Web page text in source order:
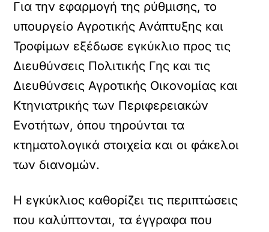
Για την εφαρμογή της ρύθμισης, το
υπουργείο Αγροτικής Ανάπτυξης και
Τροφίμων εξέδωσε εγκύκλιο προς τις
Διευθύνσεις Πολιτικής Γης και τις
Διευθύνσεις Αγροτικής Οικονομίας και
Κτηνιατρικής των Περιφερειακών
Ενοτήτων, όπου τηρούνται τα
κτηματολογικά στοιχεία και οι φάκελοι
των διανομών.
Η εγκύκλιος καθορίζει τις περιπτώσεις
που καλύπτονται, τα έγγραφα που